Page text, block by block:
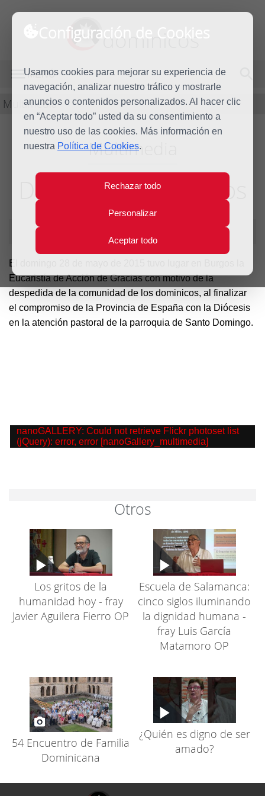
Configuración de Cookies
Usamos cookies para mejorar su experiencia de
navegación, analizar nuestro tráfico y mostrarle
anuncios o contenidos personalizados. Al hacer clic
en “Aceptar todo” usted da su consentimiento a
nuestro uso de las cookies. Más información en
nuestra Política de Cookies.
Rechazar todo
Personalizar
Aceptar todo
dominicos
MENÚ
Multimedia
Multimedia
Despedida en Burgos
El domingo 28 de mayo de 2015 tuvo lugar en Burgos la
Eucaristía de Acción de Gracias con motivo de la
despedida de la comunidad de los dominicos, al finalizar
el compromiso de la Provincia de España con la Diócesis
en la atención pastoral de la parroquia de Santo Domingo.
nanoGALLERY: Could not retrieve Flickr photoset list
(jQuery): error, error [nanoGallery_multimedia]
Otros
Los gritos de la
humanidad hoy - fray
Javier Aguilera Fierro OP
Escuela de Salamanca:
cinco siglos iluminando
la dignidad humana -
fray Luis García
Matamoro OP
54 Encuentro de Familia
Dominicana
¿Quién es digno de ser
amado?